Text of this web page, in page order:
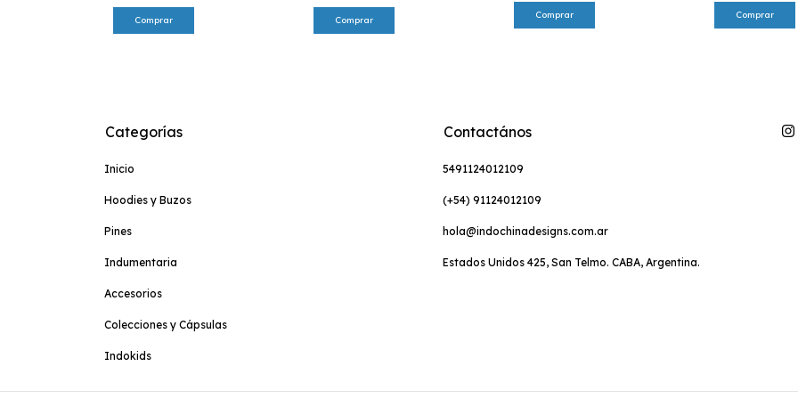
Comprar
Categorías
Inicio
Hoodies y Buzos
Pines
Indumentaria
Accesorios
Colecciones y Cápsulas
Indokids
Contactános
5491124012109
(+54) 91124012109
hola@indochinadesigns.com.ar
Estados Unidos 425, San Telmo. CABA, Argentina.